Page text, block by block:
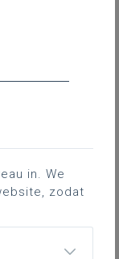
in. We
zodat